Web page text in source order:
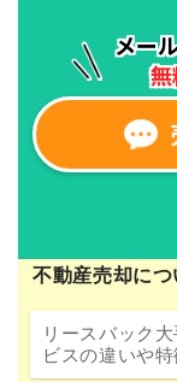
不動産売却に
リースバック
ビスの違いや